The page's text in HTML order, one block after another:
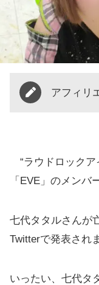
アフィリ
“ラウドロックア
「EVE」のメンバ
七代タタルさんが
Twitterで発表され
いったい、七代タ